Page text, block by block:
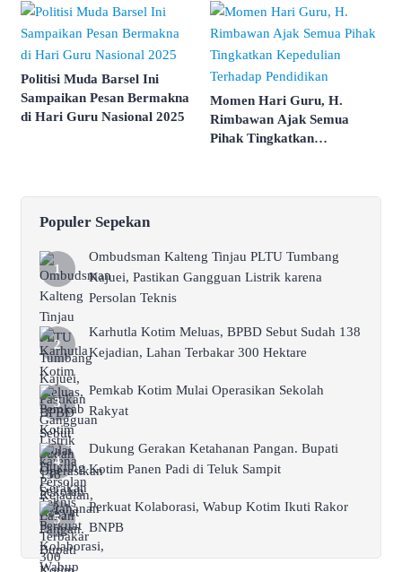
Politisi Muda Barsel Ini
Sampaikan Pesan Bermakna
di Hari Guru Nasional 2025
Momen Hari Guru, H.
Rimbawan Ajak Semua
Pihak Tingkatkan
Populer Sepekan
Ombudsman Kalteng Tinjau PLTU Tumbang
Kajuei, Pastikan Gangguan Listrik karena
Persolan Teknis
Karhutla Kotim Meluas, BPBD Sebut Sudah 138
Kejadian, Lahan Terbakar 300 Hektare
Pemkab Kotim Mulai Operasikan Sekolah
Rakyat
Dukung Gerakan Ketahanan Pangan. Bupati
Kotim Panen Padi di Teluk Sampit
Perkuat Kolaborasi, Wabup Kotim Ikuti Rakor
BNPB